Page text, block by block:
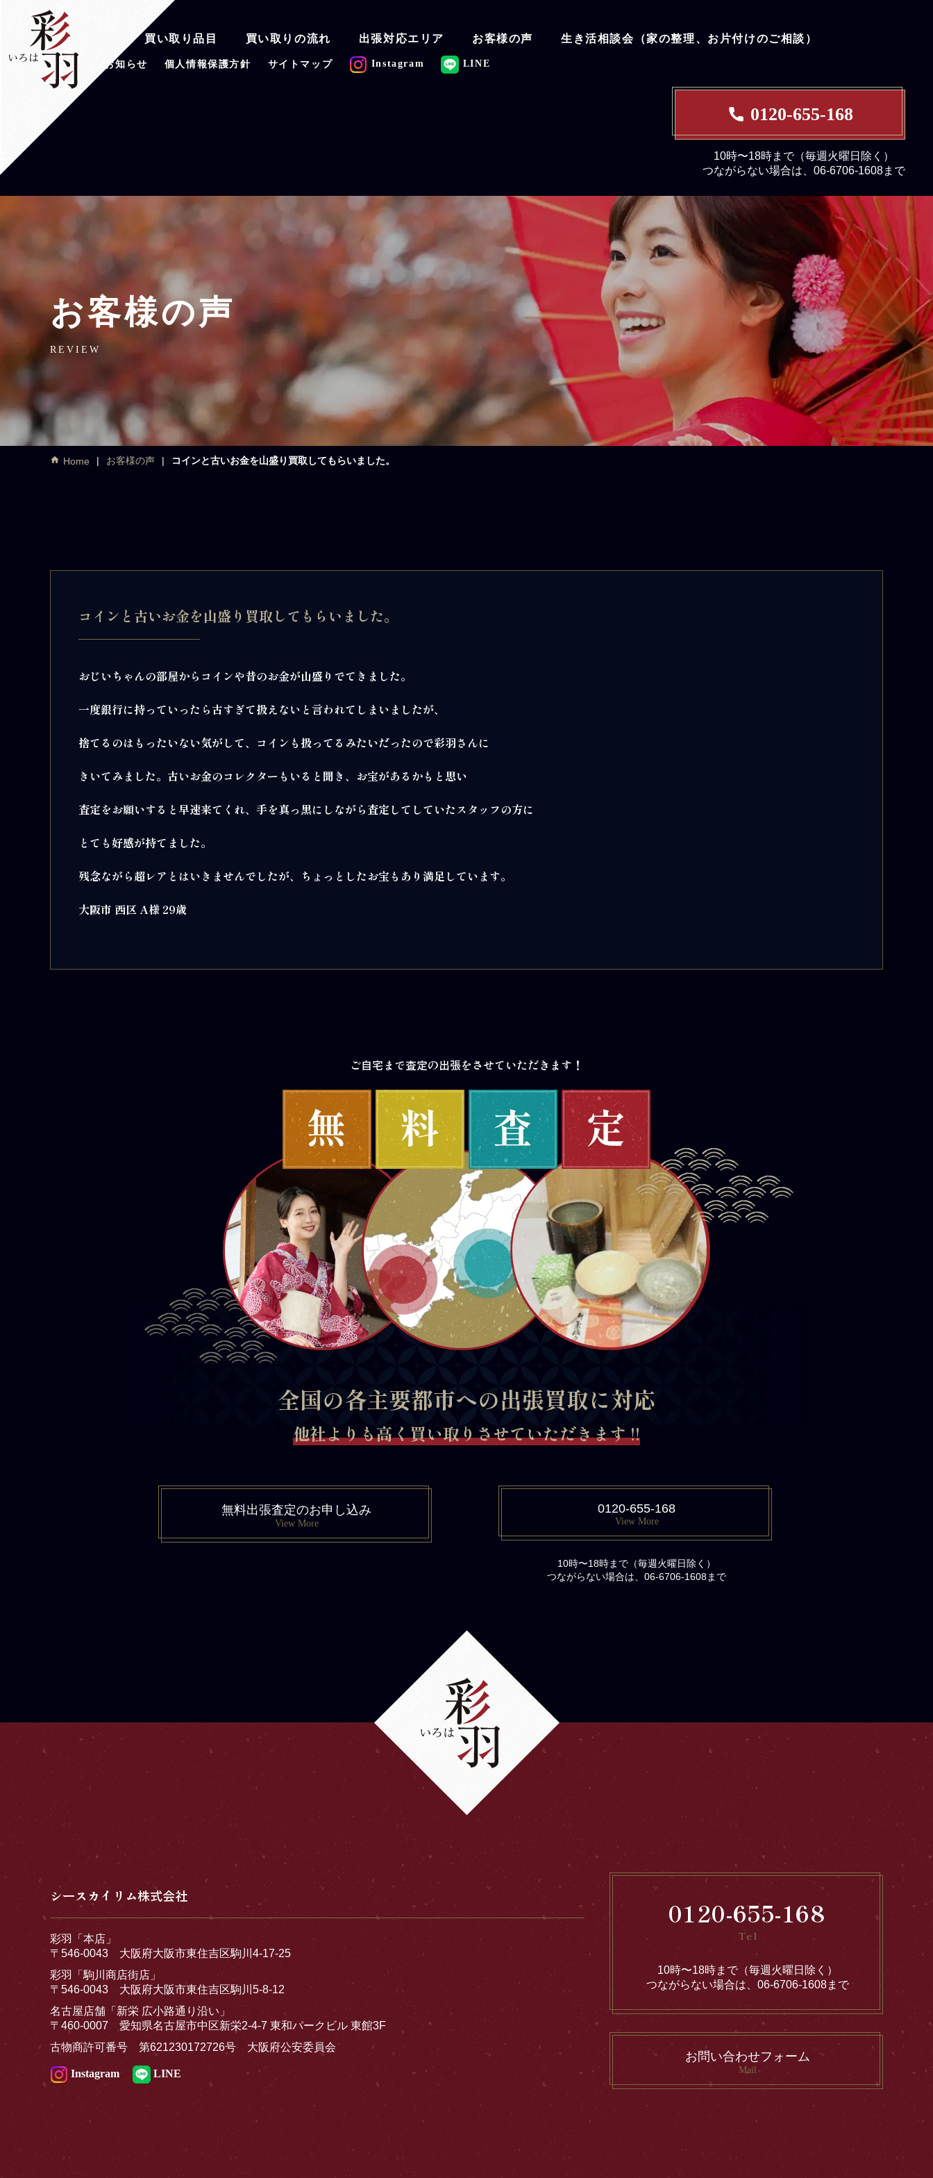
彩羽の魅力 買い取り品目 買い取りの流れ 出張対応エリア お客様の声 生き活相談会（家の整理、お片付けのご相談）
会社案内 お知らせ 個人情報保護方針 サイトマップ Instagram LINE
0120-655-168
10時〜18時まで（毎週火曜日除く）
つながらない場合は、06-6706-1608まで
お客様の声
REVIEW
Home お客様の声 コインと古いお金を山盛り買取してもらいました。
コインと古いお金を山盛り買取してもらいました。
おじいちゃんの部屋からコインや昔のお金が山盛りでてきました。
一度銀行に持っていったら古すぎて扱えないと言われてしまいましたが、
捨てるのはもったいない気がして、コインも扱ってるみたいだったので彩羽さんに
きいてみました。古いお金のコレクターもいると聞き、お宝があるかもと思い
査定をお願いすると早速来てくれ、手を真っ黒にしながら査定してしていたスタッフの方に
とても好感が持てました。
残念ながら超レアとはいきませんでしたが、ちょっとしたお宝もあり満足しています。
大阪市 西区 A様 29歳
ご自宅まで査定の出張をさせていただきます！
全国の各主要都市への出張買取に対応
他社よりも高く買い取りさせていただきます !!
無料出張査定のお申し込み
View More
0120-655-168
View More
10時〜18時まで（毎週火曜日除く）
つながらない場合は、06-6706-1608まで
シースカイリム株式会社
彩羽「本店」
〒546-0043 大阪府大阪市東住吉区駒川4-17-25
彩羽「駒川商店街店」
〒546-0043 大阪府大阪市東住吉区駒川5-8-12
名古屋店舗「新栄 広小路通り沿い」
〒460-0007 愛知県名古屋市中区新栄2-4-7 東和パークビル 東館3F
古物商許可番号 第621230172726号 大阪府公安委員会
Instagram LINE
0120-655-168
Tel
10時〜18時まで（毎週火曜日除く）
つながらない場合は、06-6706-1608まで
お問い合わせフォーム
Mail